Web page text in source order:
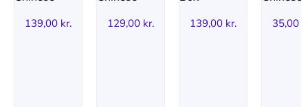
139,00 kr. 129,00 kr. 139,00 kr. 35,00